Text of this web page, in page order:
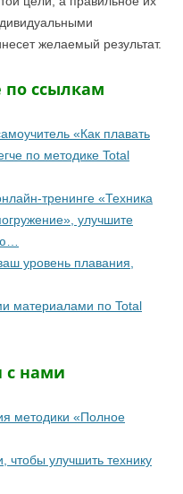
желаемый результат.
ссылкам
«Как плавать
по методике Total
тренинге «Техника
улучшите
уровень плавания,
материалами по Total
с нами
методики «Полное
чтобы улучшить технику